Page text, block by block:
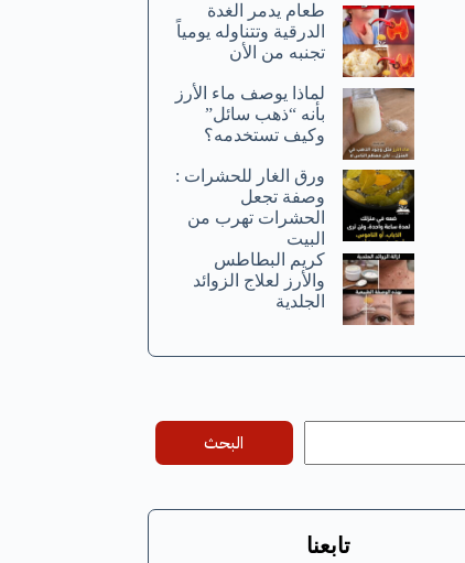
طعام يدمر الغدة
الدرقية وتتناوله يومياً
تجنبه من الأن
لماذا يوصف ماء الأرز
بأنه “ذهب سائل”
وكيف تستخدمه؟
ورق الغار للحشرات :
وصفة تجعل
الحشرات تهرب من
البيت
كريم البطاطس
والأرز لعلاج الزوائد
الجلدية
البحث
تابعنا